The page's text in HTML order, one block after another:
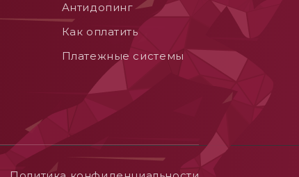
Aнтидопинг
Как оплатить
Платежные системы